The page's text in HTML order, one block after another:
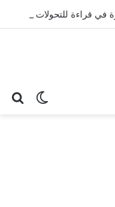
الوضع